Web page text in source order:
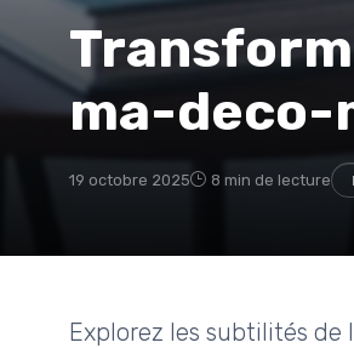
ma-deco-
19 octobre 2025 8 min de lecture
Explorez les subtilités